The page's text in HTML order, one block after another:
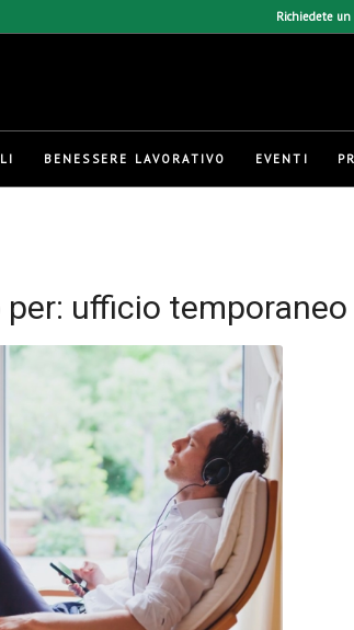
Richiedete
BENESSERE LAVORATIVO EVENTI
ufficio temporaneo